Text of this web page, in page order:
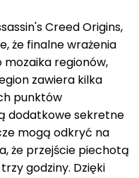
Creed Origins,
że finalne wrażenia
regionów,
zawiera kilka
punktów
dodatkowe sekretne
mogą odkryć na
że przejście piechotą
godziny. Dzięki